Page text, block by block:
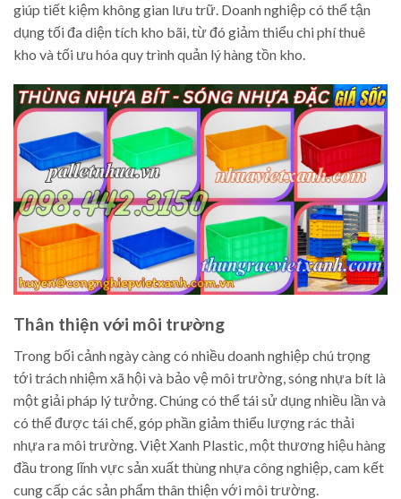
giúp tiết kiệm không gian lưu trữ. Doanh nghiệp có thể tận
dụng tối đa diện tích kho bãi, từ đó giảm thiểu chi phí thuê
kho và tối ưu hóa quy trình quản lý hàng tồn kho.
Thân thiện với môi trường
Trong bối cảnh ngày càng có nhiều doanh nghiệp chú trọng
tới trách nhiệm xã hội và bảo vệ môi trường, sóng nhựa bít là
một giải pháp lý tưởng. Chúng có thể tái sử dụng nhiều lần và
có thể được tái chế, góp phần giảm thiểu lượng rác thải
nhựa ra môi trường. Việt Xanh Plastic, một thương hiệu hàng
đầu trong lĩnh vực sản xuất thùng nhựa công nghiệp, cam kết
cung cấp các sản phẩm thân thiện với môi trường.